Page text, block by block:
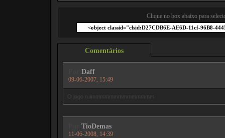
Clique no box abaixo para
Comentários
Daff
09-06-2007, 15:49
O jogo ruimmmmmmmmmmmmmm
TioDemas
11-06-2008, 14:39